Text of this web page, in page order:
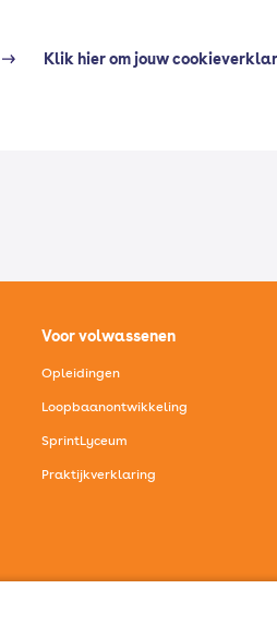
Klik hier om jouw
Voor volwassenen
Opleidingen
Loopbaanontwikkeling
SprintLyceum
Praktijkverklaring